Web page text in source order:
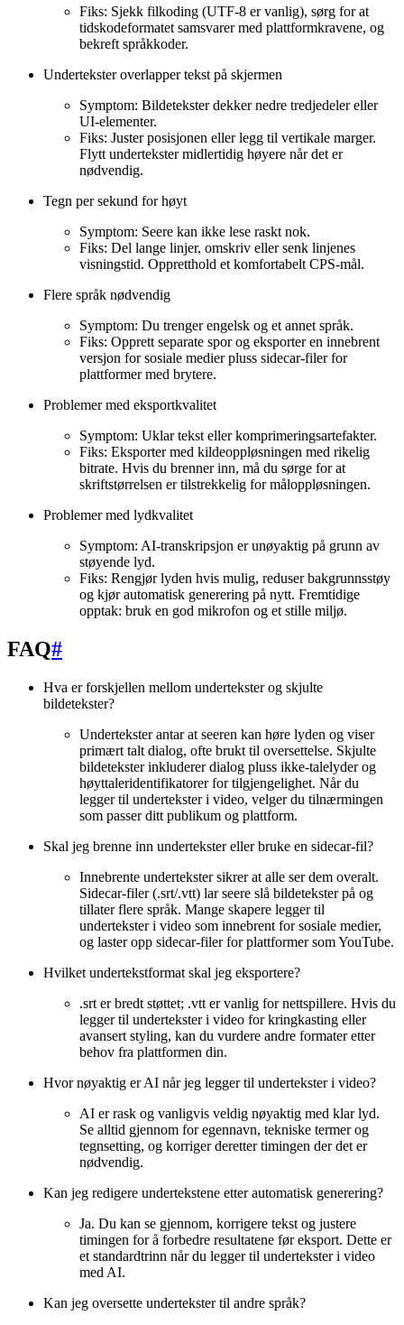
Fiks: Sjekk filkoding (UTF-8 er vanlig), sørg for at
tidskodeformatet samsvarer med plattformkravene, og
bekreft språkkoder.
Undertekster overlapper tekst på skjermen
Symptom: Bildetekster dekker nedre tredjedeler eller
UI-elementer.
Fiks: Juster posisjonen eller legg til vertikale marger.
Flytt undertekster midlertidig høyere når det er
nødvendig.
Tegn per sekund for høyt
Symptom: Seere kan ikke lese raskt nok.
Fiks: Del lange linjer, omskriv eller senk linjenes
visningstid. Oppretthold et komfortabelt CPS-mål.
Flere språk nødvendig
Symptom: Du trenger engelsk og et annet språk.
Fiks: Opprett separate spor og eksporter en innebrent
versjon for sosiale medier pluss sidecar-filer for
plattformer med brytere.
Problemer med eksportkvalitet
Symptom: Uklar tekst eller komprimeringsartefakter.
Fiks: Eksporter med kildeoppløsningen med rikelig
bitrate. Hvis du brenner inn, må du sørge for at
skriftstørrelsen er tilstrekkelig for måloppløsningen.
Problemer med lydkvalitet
Symptom: AI-transkripsjon er unøyaktig på grunn av
støyende lyd.
Fiks: Rengjør lyden hvis mulig, reduser bakgrunnsstøy
og kjør automatisk generering på nytt. Fremtidige
opptak: bruk en god mikrofon og et stille miljø.
FAQ#
Hva er forskjellen mellom undertekster og skjulte
bildetekster?
Undertekster antar at seeren kan høre lyden og viser
primært talt dialog, ofte brukt til oversettelse. Skjulte
bildetekster inkluderer dialog pluss ikke-talelyder og
høyttaleridentifikatorer for tilgjengelighet. Når du
legger til undertekster i video, velger du tilnærmingen
som passer ditt publikum og plattform.
Skal jeg brenne inn undertekster eller bruke en sidecar-fil?
Innebrente undertekster sikrer at alle ser dem overalt.
Sidecar-filer (.srt/.vtt) lar seere slå bildetekster på og
tillater flere språk. Mange skapere legger til
undertekster i video som innebrent for sosiale medier,
og laster opp sidecar-filer for plattformer som YouTube.
Hvilket undertekstformat skal jeg eksportere?
.srt er bredt støttet; .vtt er vanlig for nettspillere. Hvis du
legger til undertekster i video for kringkasting eller
avansert styling, kan du vurdere andre formater etter
behov fra plattformen din.
Hvor nøyaktig er AI når jeg legger til undertekster i video?
AI er rask og vanligvis veldig nøyaktig med klar lyd.
Se alltid gjennom for egennavn, tekniske termer og
tegnsetting, og korriger deretter timingen der det er
nødvendig.
Kan jeg redigere undertekstene etter automatisk generering?
Ja. Du kan se gjennom, korrigere tekst og justere
timingen for å forbedre resultatene før eksport. Dette er
et standardtrinn når du legger til undertekster i video
med AI.
Kan jeg oversette undertekster til andre språk?